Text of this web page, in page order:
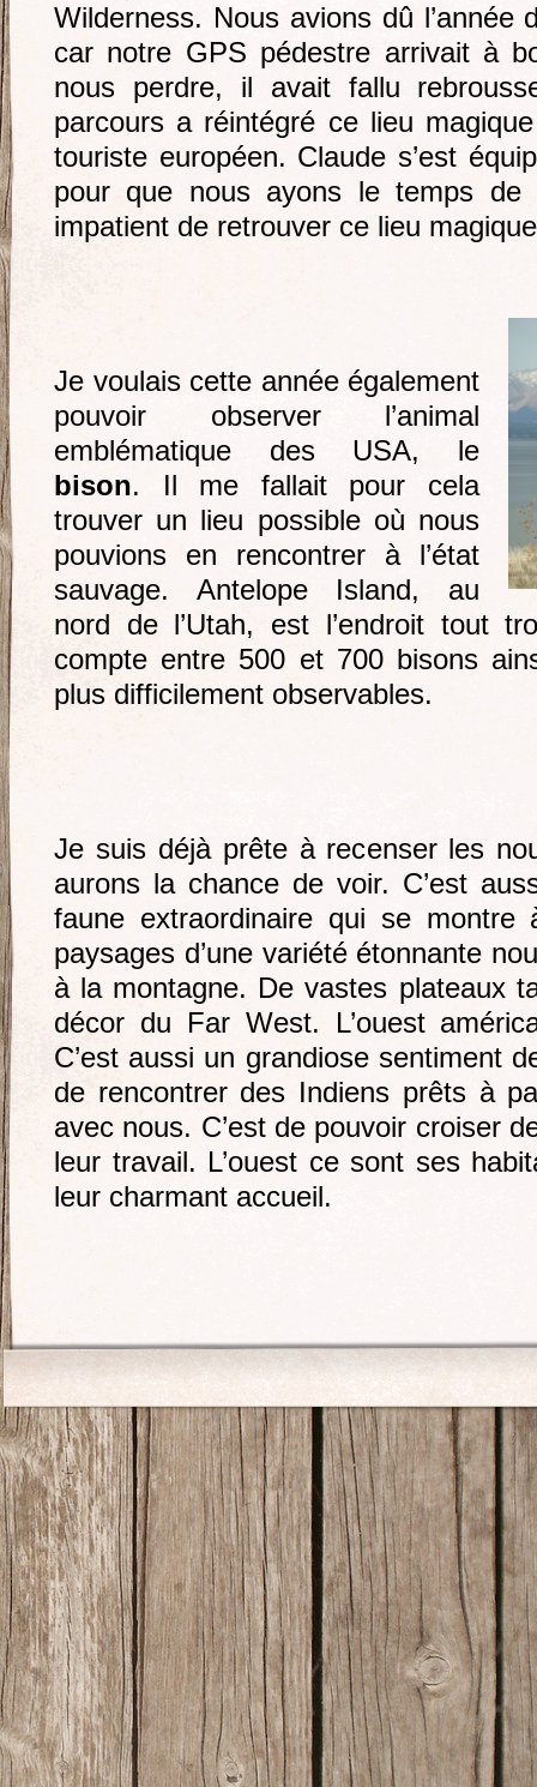
Wilderness. Nous avions dû l’année
car notre GPS pédestre arrivait à
nous perdre, il avait fallu
parcours a réintégré ce lieu
touriste européen. Claude s’est
pour que nous ayons le temps
impatient de retrouver ce lieu
Je voulais cette année également
pouvoir observer l’animal
emblématique des USA, le
bison. Il me fallait pour cela
trouver un lieu possible où nous
pouvions en rencontrer à l’état
sauvage. Antelope Island, au
nord de l’Utah, est l’endroit tout
compte entre 500 et 700 bisons
plus difficilement observables.
Je suis déjà prête à recenser les
aurons la chance de voir. C’est
faune extraordinaire qui se
paysages d’une variété étonnante
à la montagne. De vastes plateaux
décor du Far West. L’ouest
C’est aussi un grandiose sentiment
de rencontrer des Indiens prêts à
avec nous. C’est de pouvoir croiser
leur travail. L’ouest ce sont ses
leur charmant accueil.